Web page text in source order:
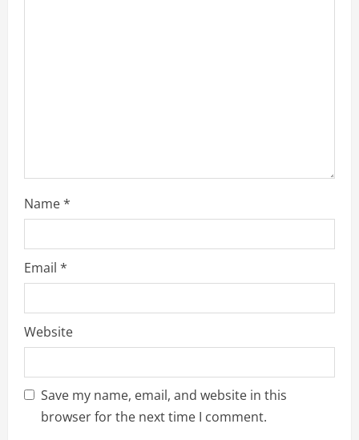
Name*
Email *
Website
Save my name, email, and website in this
browser for the next time I comment.